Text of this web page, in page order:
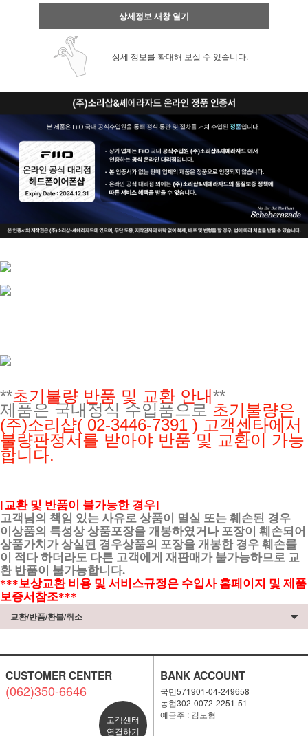
상세정보 새창 열기
상세 정보를 확대해 보실 수 있습니다.
**초기불량 반품 및 교환 안내**
제품은 국내정식 수입품으로 초기불량은
(주)소리샵( 02-3446-7391 ) 고객센타에서
불량판정서를 받아야 반품 및 교환이 가능
합니다.
[교환 및 반품이 불가능한 경우]
고객님의 책임 있는 사유로 상품이 멸실 또는 훼손된 경우
이상품의 특성상 상품포장을 개봉하였거나 포장이 훼손되어
상품가치가 상실된 경우상품의 포장을 개봉한 경우 훼손률
이 적다 하더라도 다른 고객에게 재판매가 불가능하므로 교
환 반품이 불가능합니다.
***보상교환 비용 및 서비스규정은 수입사 홈페이지 및 제품
보증서참조***
교환/반품/환불/취소
CUSTOMER CENTER
(062)350-6646
고객센터
연결하기
BANK ACCOUNT
국민571901-04-249658
농협302-0072-2251-51
예금주 : 김도형